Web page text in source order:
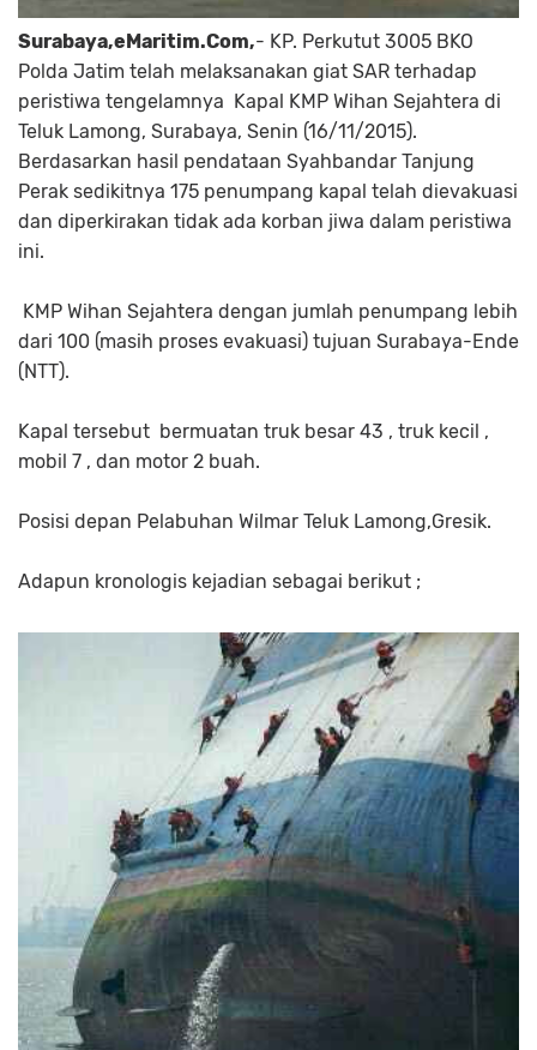
Surabaya,eMaritim.Com,- KP. Perkutut 3005 BKO
Polda Jatim telah melaksanakan giat SAR terhadap
peristiwa tengelamnya Kapal KMP Wihan Sejahtera di
Teluk Lamong, Surabaya, Senin (16/11/2015).
Berdasarkan hasil pendataan Syahbandar Tanjung
Perak sedikitnya 175 penumpang kapal telah dievakuasi
dan diperkirakan tidak ada korban jiwa dalam peristiwa
ini.
KMP Wihan Sejahtera dengan jumlah penumpang lebih
dari 100 (masih proses evakuasi) tujuan Surabaya-Ende
(NTT).
Kapal tersebut bermuatan truk besar 43 , truk kecil ,
mobil 7 , dan motor 2 buah.
Posisi depan Pelabuhan Wilmar Teluk Lamong,Gresik.
Adapun kronologis kejadian sebagai berikut ;